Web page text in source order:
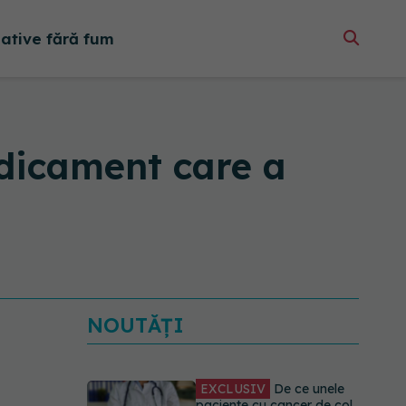
fără fum
care a
NOUTĂȚI
EXCLUSIV De ce unele